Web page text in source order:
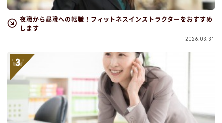
夜職から昼職への転職！フィットネスインストラクターをおすすめ
します
2026.03.31